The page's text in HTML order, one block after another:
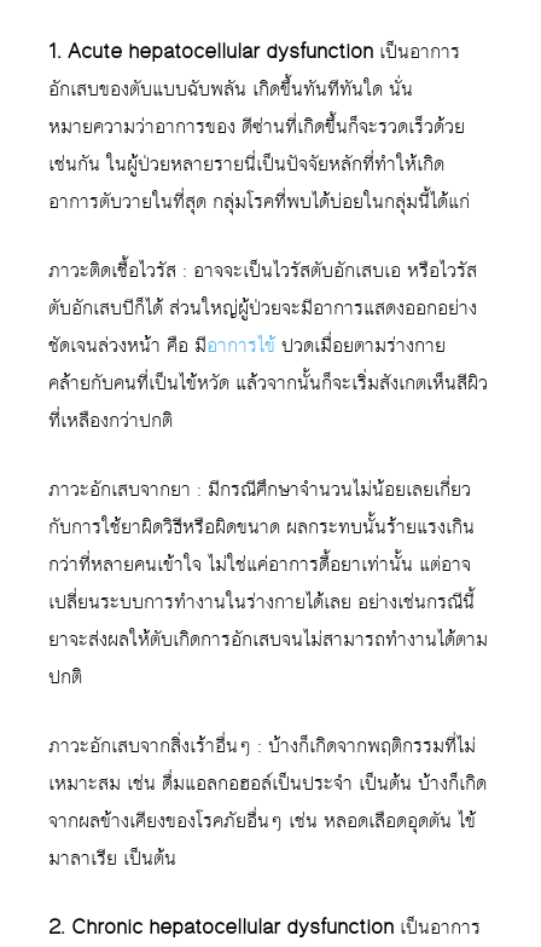
1. Acute hepatocellular dysfunction เป็นอาการ
อักเสบของตับแบบฉับพลัน เกิดขึ้นทันทีทันใด นั่น
หมายความว่าอาการของ ดีซ่านที่เกิดขึ้นก็จะรวดเร็วด้วย
เช่นกัน ในผู้ป่วยหลายรายนี่เป็นปัจจัยหลักที่ทำให้เกิด
อาการตับวายในที่สุด กลุ่มโรคที่พบได้บ่อยในกลุ่มนี้ได้แก่
ภาวะติดเชื้อไวรัส : อาจจะเป็นไวรัสตับอักเสบเอ หรือไวรัส
ตับอักเสบบีก็ได้ ส่วนใหญ่ผู้ป่วยจะมีอาการแสดงออกอย่าง
ชัดเจนล่วงหน้า คือ มีอาการไข้ปวดเมื่อยตามร่างกาย
คล้ายกับคนที่เป็นไข้หวัด แล้วจากนั้นก็จะเริ่มสังเกตเห็นสีผิว
ที่เหลืองกว่าปกติ
ภาวะอักเสบจากยา : มีกรณีศึกษาจำนวนไม่น้อยเลยเกี่ยว
กับการใช้ยาผิดวิธีหรือผิดขนาด ผลกระทบนั้นร้ายแรงเกิน
กว่าที่หลายคนเข้าใจ ไม่ใช่แค่อาการดื้อยาเท่านั้น แต่อาจ
เปลี่ยนระบบการทำงานในร่างกายได้เลย อย่างเช่นกรณีนี้
ยาจะส่งผลให้ตับเกิดการอักเสบจนไม่สามารถทำงานได้ตาม
ปกติ
ภาวะอักเสบจากสิ่งเร้าอื่นๆ : บ้างก็เกิดจากพฤติกรรมที่ไม่
เหมาะสม เช่น ดื่มแอลกอฮอล์เป็นประจำ เป็นต้น บ้างก็เกิด
จากผลข้างเคียงของโรคภัยอื่นๆ เช่น หลอดเลือดอุดตัน ไข้
มาลาเรีย เป็นต้น
2. Chronic hepatocellular dysfunction เป็นอาการ